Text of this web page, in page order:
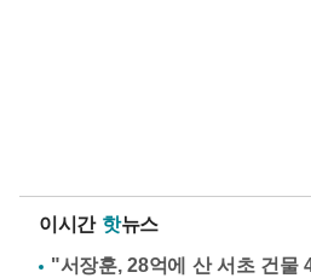
이시간 핫뉴스
"서장훈, 28억에 산 서초 건물